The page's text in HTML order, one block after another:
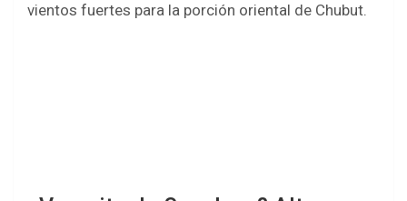
vientos fuertes para la porción oriental de Chubut.